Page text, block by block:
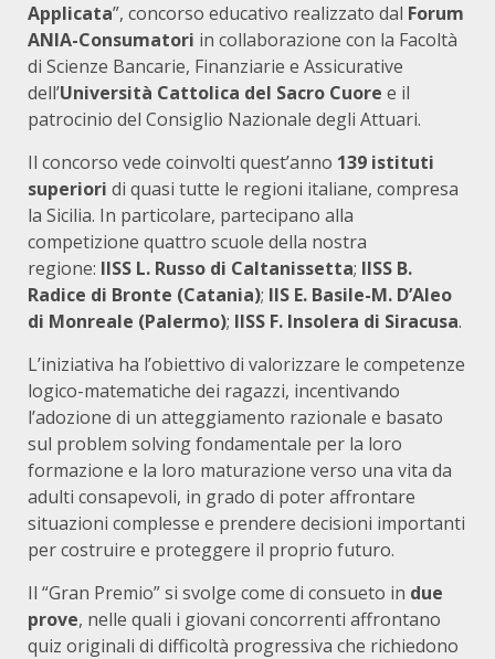
Applicata”, concorso educativo realizzato dal Forum
ANIA-Consumatori in collaborazione con la Facoltà
di Scienze Bancarie, Finanziarie e Assicurative
dell’Università Cattolica del Sacro Cuore e il
patrocinio del Consiglio Nazionale degli Attuari.
Il concorso vede coinvolti quest’anno 139 istituti
superiori di quasi tutte le regioni italiane, compresa
la Sicilia. In particolare, partecipano alla
competizione quattro scuole della nostra
regione: IISS L. Russo di Caltanissetta; IISS B.
Radice di Bronte (Catania); IIS E. Basile-M. D’Aleo
di Monreale (Palermo); IISS F. Insolera di Siracusa.
L’iniziativa ha l’obiettivo di valorizzare le competenze
logico-matematiche dei ragazzi, incentivando
l’adozione di un atteggiamento razionale e basato
sul problem solving fondamentale per la loro
formazione e la loro maturazione verso una vita da
adulti consapevoli, in grado di poter affrontare
situazioni complesse e prendere decisioni importanti
per costruire e proteggere il proprio futuro.
Il “Gran Premio” si svolge come di consueto in due
prove, nelle quali i giovani concorrenti affrontano
quiz originali di difficoltà progressiva che richiedono